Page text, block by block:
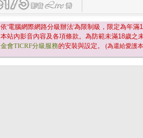
依'電腦網際網路分級辦法'為限制級，限定為年滿
本站內影音內容及各項條款。為防範未滿18歲之
金會TICRF分級服務的安裝與設定。 (為還給愛護